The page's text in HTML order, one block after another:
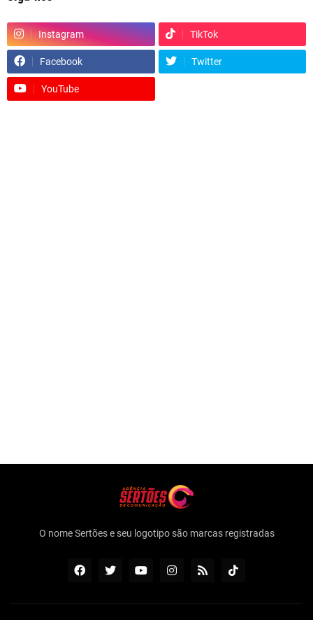
Instagram TikTok
Facebook Twitter
YouTube
O nome Sertões e seu logotipo são marcas registradas